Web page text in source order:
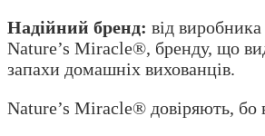
Надійний бренд: від виробника
Nature’s Miracle®, бренду, що
запахи домашніх вихованців.
Nature’s Miracle® довіряють, бо